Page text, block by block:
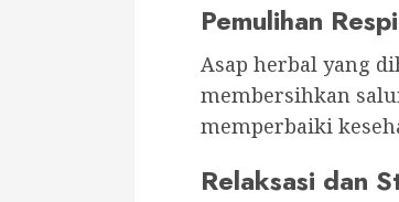
Pemulihan
Asap herbal yang
membersihkan
memperbaiki
Relaksasi dan